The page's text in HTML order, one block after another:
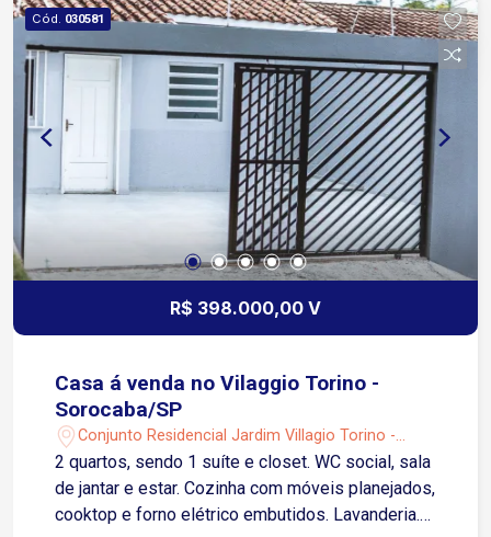
Cód. 030581
R$ 398.000,00 V
Casa á venda no Vilaggio Torino -
Sorocaba/SP
Conjunto Residencial Jardim Villagio Torino -
Sorocaba/SP
2 quartos, sendo 1 suíte e closet. WC social, sala
de jantar e estar. Cozinha com móveis planejados,
cooktop e forno elétrico embutidos. Lavanderia.